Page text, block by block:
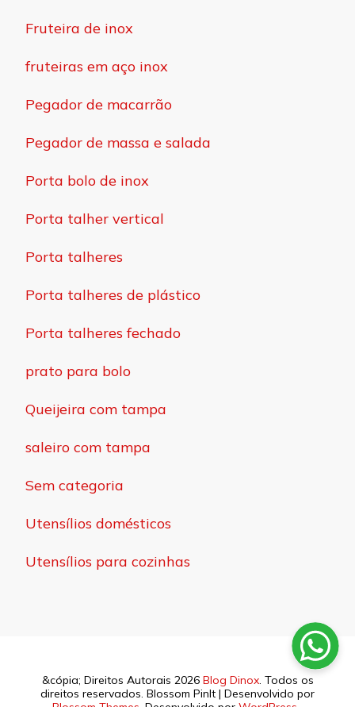
Fruteira de inox
fruteiras em aço inox
Pegador de macarrão
Pegador de massa e salada
Porta bolo de inox
Porta talher vertical
Porta talheres
Porta talheres de plástico
Porta talheres fechado
prato para bolo
Queijeira com tampa
saleiro com tampa
Sem categoria
Utensílios domésticos
Utensílios para cozinhas
&cópia; Direitos Autorais 2026 Blog Dinox. Todos os
direitos reservados. Blossom PinIt | Desenvolvido por